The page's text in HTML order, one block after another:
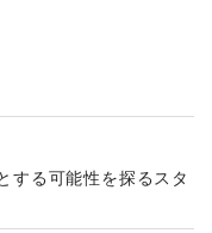
する可能性を探るスタ